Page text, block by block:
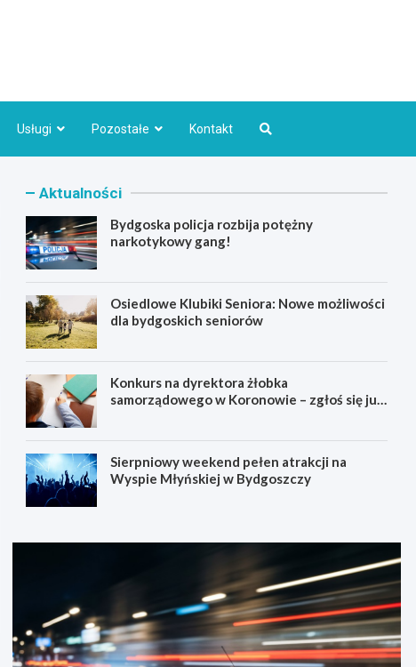
Usługi Pozostałe Kontakt
Aktualności
Bydgoska policja rozbija potężny
narkotykowy gang!
Osiedlowe Klubiki Seniora: Nowe możliwości
dla bydgoskich seniorów
Konkurs na dyrektora żłobka
samorządowego w Koronowie – zgłoś się już
Sierpniowy weekend pełen atrakcji na
Wyspie Młyńskiej w Bydgoszczy